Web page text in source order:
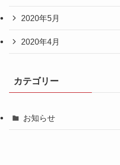
2020年5月
2020年4月
カテゴリー
お知らせ